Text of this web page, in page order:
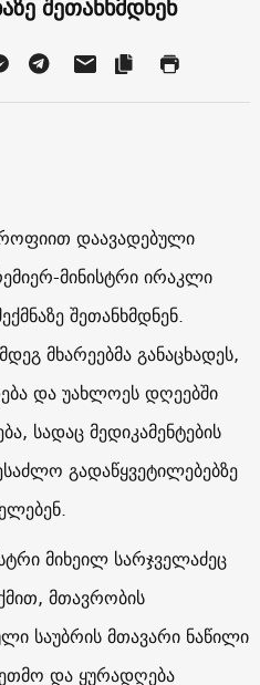
დაავადებული
მინისტრი ირაკლი
შეთანხმდნენ.
მხარეებმა განაცხადეს,
და უახლოეს დღეებში
სადაც მედიკამენტების
გადაწყვეტილებებზე
მიხეილ სარჯველაძეც
მთავრობის
საუბრის მთავარი ნაწილი
და ყურადღება